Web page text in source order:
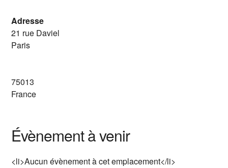
Adresse
21 rue Daviel
Paris
75013
France
Évènement à venir
<li>Aucun évènement à cet emplacement</li>